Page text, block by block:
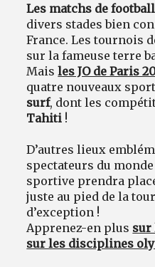
Les matchs de football
divers stades bien
France. Les tournois
sur la fameuse terre
Maisles JO de Paris
quatre nouveaux
surf, dont les
Tahiti !
D’autres lieux
spectateurs du
sportive prendra
juste au pied de la
d’exception !
Apprenez-en plus sur
sur les disciplines